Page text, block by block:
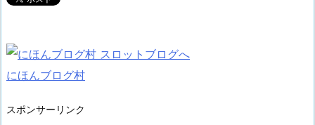
にほんブログ村
スポンサーリンク